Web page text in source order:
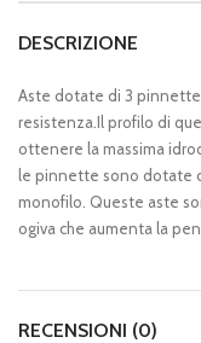
DESCRIZIONE
Aste dotate di 3 pinnette
resistenza.Il profilo di
ottenere la massima
le pinnette sono dotate
monofilo. Queste aste
ogiva che aumenta la
RECENSIONI (0)